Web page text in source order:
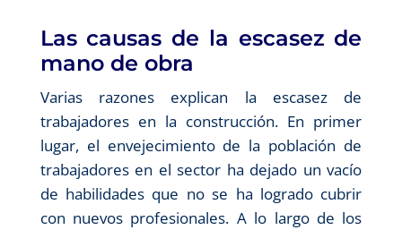
Las causas de la escasez de
mano de obra
Varias razones explican la escasez de
trabajadores en la construcción. En primer
lugar, el envejecimiento de la población de
trabajadores en el sector ha dejado un vacío
de habilidades que no se ha logrado cubrir
con nuevos profesionales. A lo largo de los